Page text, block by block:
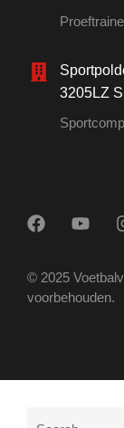
3205LZ
© 2025
voorbehouden.